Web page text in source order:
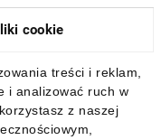
cookie
treści i reklam,
i analizować ruch w
z naszej